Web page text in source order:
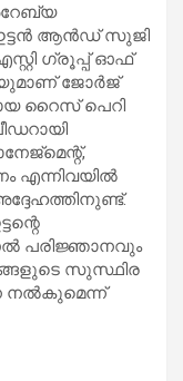
ഇട്ടൻ ആൻഡ് സുജി
ഗ്രൂപ്പ് ഓഫ്
ജോർജ്
റൈസ് പെറി
എന്നിവയിൽ
പരിജ്ഞാനവും
സുസ്ഥിര
നൽകുമെന്ന്